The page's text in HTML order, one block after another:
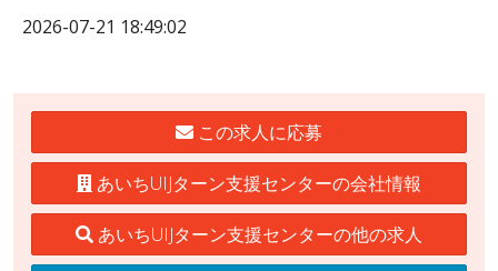
2026-07-21 18:49:02
この求人に応募
あいちUIJターン支援センターの会社情報
あいちUIJターン支援センターの他の求人